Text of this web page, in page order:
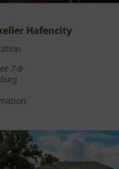
Hafencity
7-9